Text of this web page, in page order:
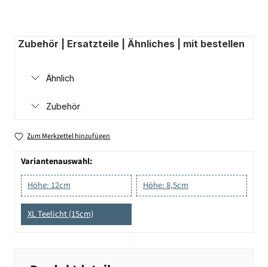
Zubehör | Ersatzteile | Ähnliches | mit bestellen
Ähnlich
Zubehör
Zum Merkzettel hinzufügen
Variantenauswahl:
Höhe: 12cm
Höhe: 8,5cm
XL Teelicht (15cm)